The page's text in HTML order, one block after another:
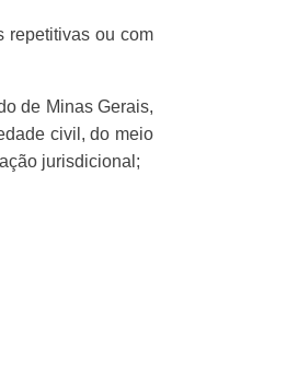
repetitivas ou com
de Minas Gerais,
civil, do meio
jurisdicional;